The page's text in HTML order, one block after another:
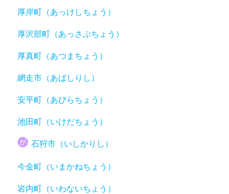
厚岸町（あっけしちょう）
厚沢部町（あっさぶちょう）
厚真町（あつまちょう）
網走市（あばしりし）
安平町（あびらちょう）
池田町（いけだちょう）
石狩市（いしかりし）
今金町（いまかねちょう）
岩内町（いわないちょう）